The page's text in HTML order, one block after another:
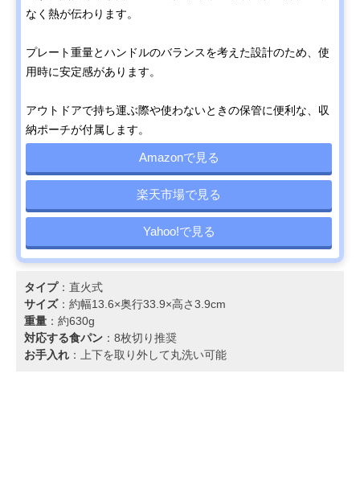
なく熱が伝わります。
プレート重量とハンドルのバランスを考えた設計のため、使
用時に安定感があります。
アウトドアで持ち運ぶ際や使わないときの保管に便利な、収
納ポーチが付属します。
Amazonで見る
楽天市場で見る
Yahoo!で見る
タイプ：直火式
サイズ：約幅13.6×奥行33.9×高さ3.9cm
重量 ：約630g
対応する食パン ：8枚切り推奨
お手入れ ：上下を取り外して丸洗い可能